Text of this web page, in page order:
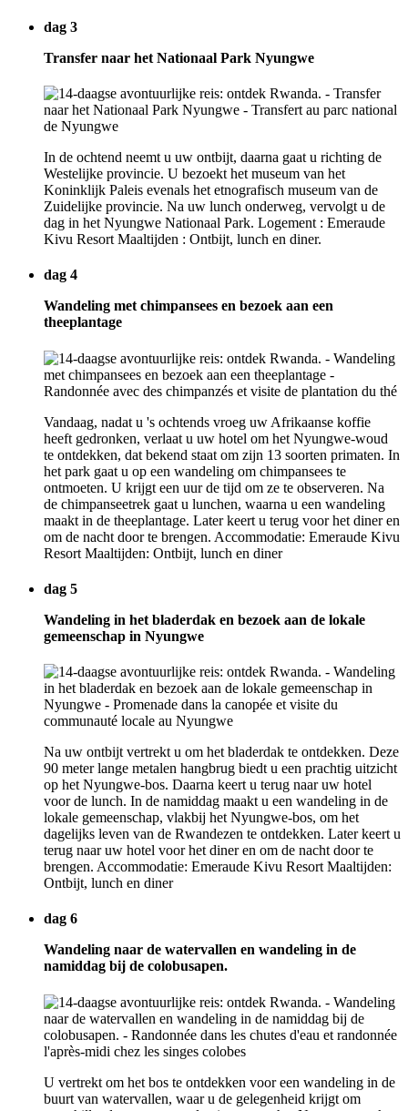
dag 3
Transfer naar het Nationaal Park Nyungwe
In de ochtend neemt u uw ontbijt, daarna gaat u richting de
Westelijke provincie. U bezoekt het museum van het
Koninklijk Paleis evenals het etnografisch museum van de
Zuidelijke provincie. Na uw lunch onderweg, vervolgt u de
dag in het Nyungwe Nationaal Park. Logement : Emeraude
Kivu Resort Maaltijden : Ontbijt, lunch en diner.
dag 4
Wandeling met chimpansees en bezoek aan een
theeplantage
Vandaag, nadat u 's ochtends vroeg uw Afrikaanse koffie
heeft gedronken, verlaat u uw hotel om het Nyungwe-woud
te ontdekken, dat bekend staat om zijn 13 soorten primaten. In
het park gaat u op een wandeling om chimpansees te
ontmoeten. U krijgt een uur de tijd om ze te observeren. Na
de chimpanseetrek gaat u lunchen, waarna u een wandeling
maakt in de theeplantage. Later keert u terug voor het diner en
om de nacht door te brengen. Accommodatie: Emeraude Kivu
Resort Maaltijden: Ontbijt, lunch en diner
dag 5
Wandeling in het bladerdak en bezoek aan de lokale
gemeenschap in Nyungwe
Na uw ontbijt vertrekt u om het bladerdak te ontdekken. Deze
90 meter lange metalen hangbrug biedt u een prachtig uitzicht
op het Nyungwe-bos. Daarna keert u terug naar uw hotel
voor de lunch. In de namiddag maakt u een wandeling in de
lokale gemeenschap, vlakbij het Nyungwe-bos, om het
dagelijks leven van de Rwandezen te ontdekken. Later keert u
terug naar uw hotel voor het diner en om de nacht door te
brengen. Accommodatie: Emeraude Kivu Resort Maaltijden:
Ontbijt, lunch en diner
dag 6
Wandeling naar de watervallen en wandeling in de
namiddag bij de colobusapen.
U vertrekt om het bos te ontdekken voor een wandeling in de
buurt van watervallen, waar u de gelegenheid krijgt om